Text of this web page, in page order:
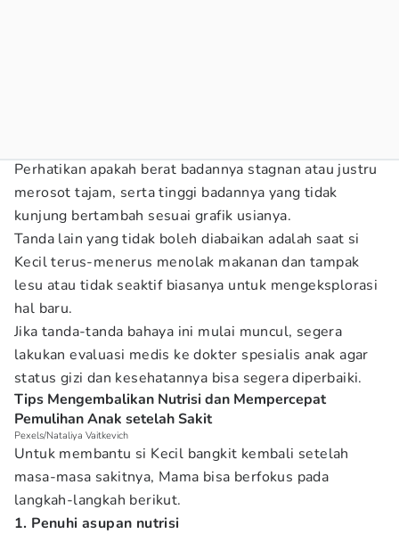
Perhatikan apakah berat badannya stagnan atau justru
merosot tajam, serta tinggi badannya yang tidak
kunjung bertambah sesuai grafik usianya.
Tanda lain yang tidak boleh diabaikan adalah saat si
Kecil terus-menerus menolak makanan dan tampak
lesu atau tidak seaktif biasanya untuk mengeksplorasi
hal baru.
Jika tanda-tanda bahaya ini mulai muncul, segera
lakukan evaluasi medis ke dokter spesialis anak agar
status gizi dan kesehatannya bisa segera diperbaiki.
Tips Mengembalikan Nutrisi dan Mempercepat
Pemulihan Anak setelah Sakit
Pexels/Nataliya Vaitkevich
Untuk membantu si Kecil bangkit kembali setelah
masa-masa sakitnya, Mama bisa berfokus pada
langkah-langkah berikut.
1. Penuhi asupan nutrisi